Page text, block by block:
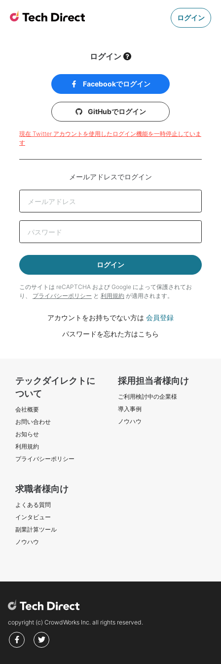
ログイン
ログイン
Facebookでログイン
GitHubでログイン
現在 Twitter アカウントを使用したログイン機能を一時停止していま
す
メールアドレスでログイン
ログイン
このサイトは reCAPTCHA および Google によって保護されてお
り、 プライバシーポリシー と 利用規約 が適用されます。
アカウントをお持ちでない方は 会員登録
パスワードを忘れた方はこちら
テックダイレクトに
ついて
会社概要
お問い合わせ
お知らせ
利用規約
プライバシーポリシー
採用担当者様向け
ご利用検討中の企業様
導入事例
ノウハウ
求職者様向け
よくある質問
インタビュー
副業計算ツール
ノウハウ
copyright (c) CrowdWorks Inc. all rights reserved.